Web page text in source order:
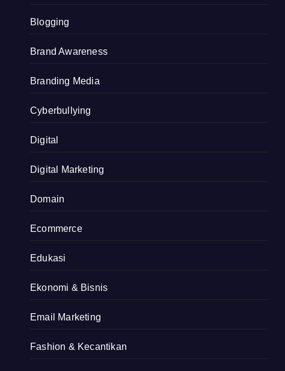
Blogging
Brand Awareness
Branding Media
Cyberbullying
Digital
Digital Marketing
Domain
Ecommerce
Edukasi
Ekonomi & Bisnis
Email Marketing
Fashion & Kecantikan